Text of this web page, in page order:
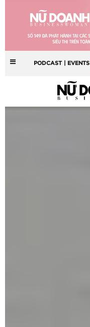
PODCAST | EVENTS